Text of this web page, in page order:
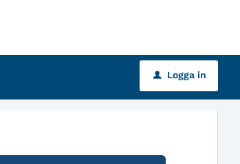
u Logga in